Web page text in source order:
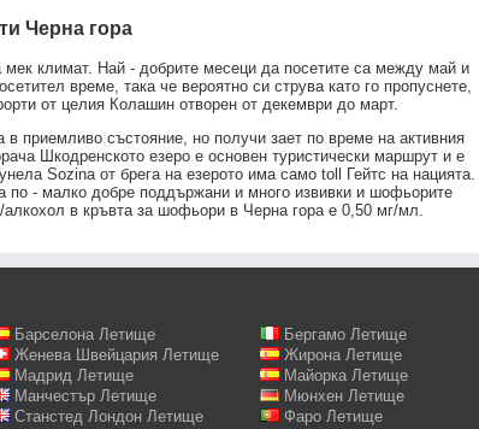
Черна гора
мек климат. Най - добрите месеци да посетите са между май и
време, така че вероятно си струва като го пропуснете,
от целия Колашин отворен от декември до март.
приемливо състояние, но получи зает по време на активния
Шкодренското езеро е основен туристически маршрут и е
Sozina от брега на езерото има само toll Гейтс на нацията.
по - малко добре поддържани и много извивки и шофьорите
в кръвта за шофьори в Черна гора е 0,50 мг/мл.
Барселона Летище Бергамо Летище
Женева Швейцария Летище Жирона Летище
Мадрид Летище Майорка Летище
Манчестър Летище Мюнхен Летище
Станстед Лондон Летище Фаро Летище